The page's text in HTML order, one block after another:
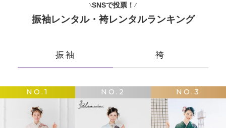
SNSで投票！
振袖レンタル・袴レンタルランキング
振袖 袴
NO.1 NO.2 NO.3